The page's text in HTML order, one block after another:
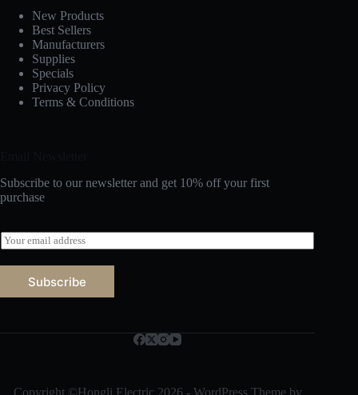
New Products
Best Sellers
Manufacturers
Supplies
Specials
Privacy Policy
Terms & Conditions
Subscribe to our newsletter and get 10% off your first
purchase
E
m
a
Subscribe
Copyright ©Hongli Electric 2026 - WordPress Theme by
العربية